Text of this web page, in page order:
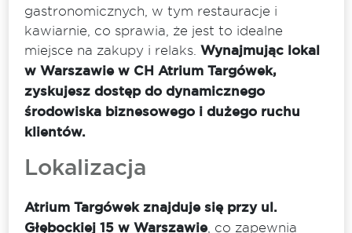
gastronomicznych, w tym restauracje i
kawiarnie, co sprawia, że jest to idealne
miejsce na zakupy i relaks. Wynajmując lokal
w Warszawie w CH Atrium Targówek,
zyskujesz dostęp do dynamicznego
środowiska biznesowego i dużego ruchu
klientów.
Lokalizacja
Atrium Targówek znajduje się przy ul.
Głębockiej 15 w Warszawie, co zapewnia